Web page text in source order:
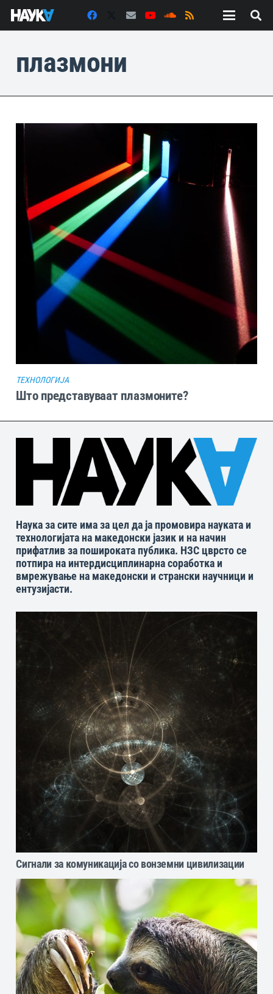
плазмони
ТЕХНОЛОГИЈА
Што представуваат плазмоните?
Наука за сите има за цел да ја промовира науката и
технологијата на македонски јазик и на начин
прифатлив за пошироката публика. НЗС цврсто се
потпира на интердисциплинарна соработка и
вмрежување на македонски и странски научници и
ентузијасти.
Сигнали за комуникација со вонземни цивилизации